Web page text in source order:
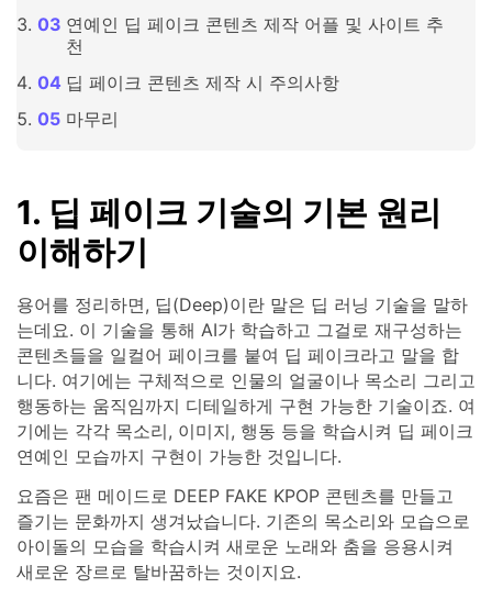
연예인 딥 페이크 콘텐츠 제작 어플 및 사이트 추
천
딥 페이크 콘텐츠 제작 시 주의사항
마무리
1. 딥 페이크 기술의 기본 원리
이해하기
용어를 정리하면, 딥(Deep)이란 말은 딥 러닝 기술을 말하
는데요. 이 기술을 통해 AI가 학습하고 그걸로 재구성하는
콘텐츠들을 일컬어 페이크를 붙여 딥 페이크라고 말을 합
니다. 여기에는 구체적으로 인물의 얼굴이나 목소리 그리고
행동하는 움직임까지 디테일하게 구현 가능한 기술이죠. 여
기에는 각각 목소리, 이미지, 행동 등을 학습시켜 딥 페이크
연예인 모습까지 구현이 가능한 것입니다.
요즘은 팬 메이드로 DEEP FAKE KPOP 콘텐츠를 만들고
즐기는 문화까지 생겨났습니다. 기존의 목소리와 모습으로
아이돌의 모습을 학습시켜 새로운 노래와 춤을 응용시켜
새로운 장르로 탈바꿈하는 것이지요.